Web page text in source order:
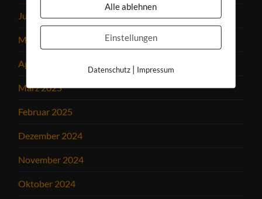
Juni 2025
Mai 2025
April 2025
März 2025
Februar 2025
Dezember 2024
November 2024
Oktober 2024
Alle ablehnen
Einstellungen
Datenschutz| Impressum